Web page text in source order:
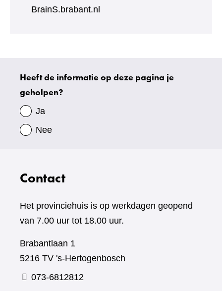
BrainS.brabant.nl
Uw
gegevens
Heeft de informatie op deze pagina je
geholpen?
Ja
Nee
Contact
Het provinciehuis is op werkdagen geopend
van 7.00 uur tot 18.00 uur.
Brabantlaan 1
5216 TV 's-Hertogenbosch
073-6812812